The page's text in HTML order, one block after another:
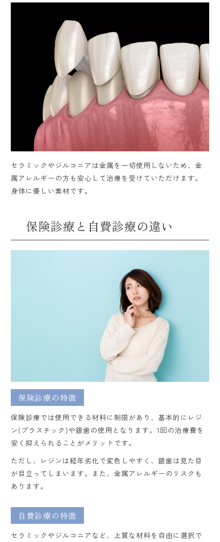
セラミックやジルコニアは金属を一切使用しないため、金
属アレルギーの方も安心して治療を受けていただけます。
身体に優しい素材です。
保険診療と自費診療の違い
保険診療の特徴
保険診療では使用できる材料に制限があり、基本的にレジ
ン(プラスチック)や銀歯の使用となります。1回の治療費を
安く抑えられることがメリットです。
ただし、レジンは経年劣化で変色しやすく、銀歯は見た目
が目立ってしまいます。また、金属アレルギーのリスクも
あります。
自費診療の特徴
セラミックやジルコニアなど、上質な材料を自由に選択で